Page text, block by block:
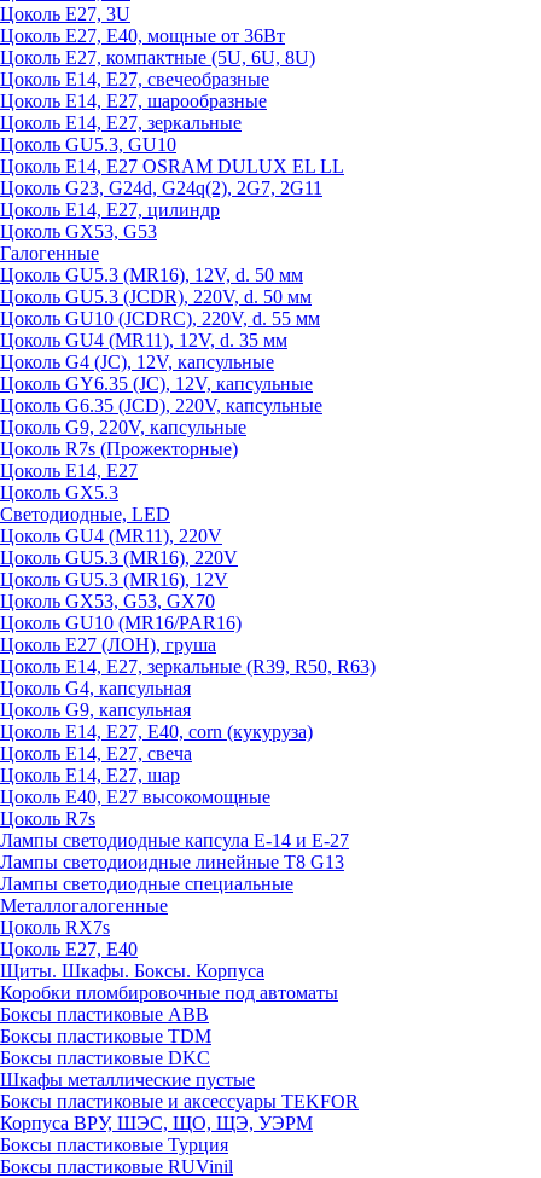
Цоколь Е27, 3U
Цоколь Е27, Е40, мощные от 36Вт
Цоколь Е27, компактные (5U, 6U, 8U)
Цоколь Е14, Е27, свечеобразные
Цоколь Е14, Е27, шарообразные
Цоколь Е14, Е27, зеркальные
Цоколь GU5.3, GU10
Цоколь Е14, Е27 OSRAM DULUX EL LL
Цоколь G23, G24d, G24q(2), 2G7, 2G11
Цоколь Е14, Е27, цилиндр
Цоколь GX53, G53
Галогенные
Цоколь GU5.3 (MR16), 12V, d. 50 мм
Цоколь GU5.3 (JCDR), 220V, d. 50 мм
Цоколь GU10 (JCDRC), 220V, d. 55 мм
Цоколь GU4 (MR11), 12V, d. 35 мм
Цоколь G4 (JC), 12V, капсульные
Цоколь GY6.35 (JC), 12V, капсульные
Цоколь G6.35 (JCD), 220V, капсульные
Цоколь G9, 220V, капсульные
Цоколь R7s (Прожекторные)
Цоколь E14, E27
Цоколь GX5.3
Светодиодные, LED
Цоколь GU4 (MR11), 220V
Цоколь GU5.3 (MR16), 220V
Цоколь GU5.3 (MR16), 12V
Цоколь GX53, G53, GX70
Цоколь GU10 (MR16/PAR16)
Цоколь Е27 (ЛОН), груша
Цоколь Е14, Е27, зеркальные (R39, R50, R63)
Цоколь G4, капсульная
Цоколь G9, капсульная
Цоколь Е14, Е27, Е40, corn (кукуруза)
Цоколь Е14, Е27, свеча
Цоколь Е14, Е27, шар
Цоколь Е40, Е27 высокомощные
Цоколь R7s
Лампы светодиодные капсула Е-14 и Е-27
Лампы светодиоидные линейные T8 G13
Лампы светодиодные специальные
Металлогалогенные
Цоколь RX7s
Цоколь Е27, E40
Щиты. Шкафы. Боксы. Корпуса
Коробки пломбировочные под автоматы
Боксы пластиковые ABB
Боксы пластиковые TDM
Боксы пластиковые DKC
Шкафы металлические пустые
Боксы пластиковые и аксессуары TEKFOR
Корпуса ВРУ, ШЭС, ЩО, ЩЭ, УЭРМ
Боксы пластиковые Турция
Боксы пластиковые RUVinil